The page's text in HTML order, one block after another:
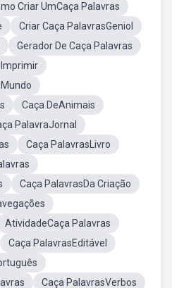
Criar UmCaça Palavras
Criar Caça PalavrasGeniol
Gerador De Caça Palavras
Imprimir
Caça DeAnimais
PalavraJornal
Caça PalavrasLivro
Caça PalavrasDa Criação
AtividadeCaça Palavras
Caça PalavrasEditável
Caça PalavrasVerbos